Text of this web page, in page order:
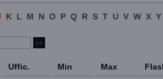
K L M N O P Q R S T U V W X Y
Uffic. Min Max